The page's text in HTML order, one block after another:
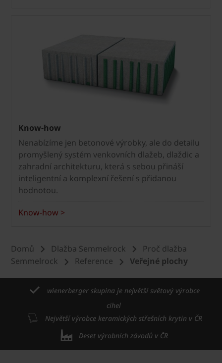
Know-how
Nenabízíme jen betonové výrobky, ale do detailu
promyšlený systém venkovních dlažeb, dlaždic a
zahradní architekturu, která s sebou přináší
inteligentní a komplexní řešení s přidanou
hodnotou.
Know-how >
Domů Dlažba Semmelrock
Proč dlažba
Semmelrock
Reference Veřejné plochy
wienerberger skupina je největší světový výrobce
cihel
Největší výrobce keramických střešních krytin v ČR
Deset výrobních závodů v ČR